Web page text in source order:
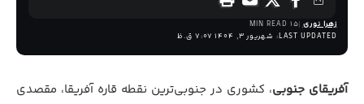
LAST UPDATED: شهریور 3, 1404 7:07 ق.ظ
زهرا نوری 15 MIN READ
آفریقای جنوبی، کشوری در جنوبی‌ترین نقطه قاره آفریقا، مقصدی